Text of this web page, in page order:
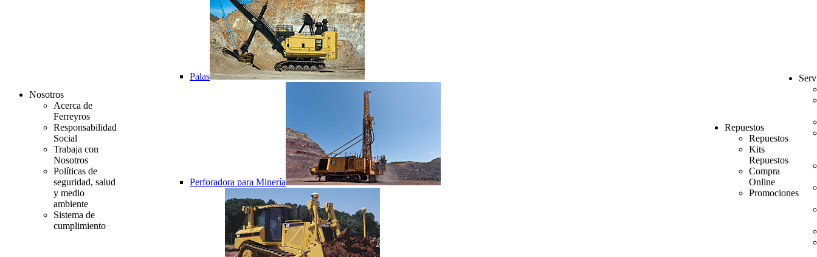
Nosotros
Acerca de
Ferreyros
Responsabilidad
Social
Trabaja con
Nosotros
Políticas de
seguridad, salud
y medio
ambiente
Sistema de
cumplimiento
Palas
Perforadora para Minería
Repuestos
Repuestos
Kits
Repuestos
Compra
Online
Promociones